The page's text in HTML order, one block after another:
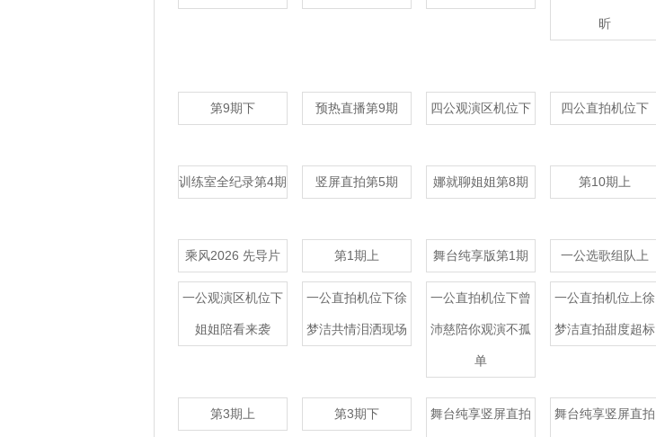
昕
第9期下 预热直播第9期 四公观演区机位下 四公直拍机位下
训练室全纪录第4期 竖屏直拍第5期 娜就聊姐姐第8期 第10期上
乘风2026 先导片 第1期上 舞台纯享版第1期 一公选歌组队上
一公观演区机位下
姐姐陪看来袭
一公直拍机位下徐
梦洁共情泪洒现场
一公直拍机位下曾
沛慈陪你观演不孤
单
一公直拍机位上徐
梦洁直拍甜度超标
第3期上 第3期下 舞台纯享竖屏直拍 舞台纯享竖屏直拍